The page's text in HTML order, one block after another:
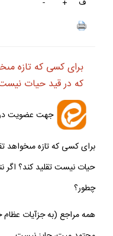
ف
+
-
براى كسى كه تازه
كه در قيد حيات
جهت عضويت در
براى كسى كه تازه مى‏خواهد
حيات نيست تقليد كند؟ اگر
چطور؟
همه مراجع (به جزآيات عظام